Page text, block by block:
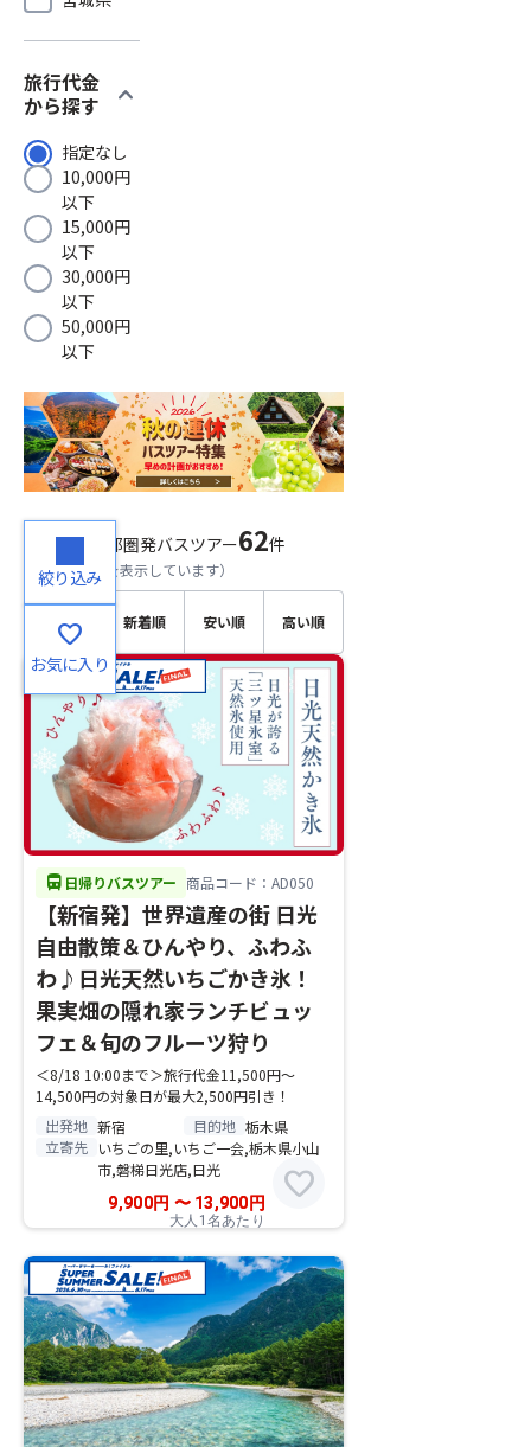
旅行代金
から探す
expand_more
指定なし
10,000円
以下
15,000円
以下
30,000円
以下
50,000円
以下
絞り込み
favorite
お気に入り
検索結果 首都圏発バスツアー62件
1～20件目を表示しています）
おすす
め順
新着順 安い順 高い順
directions_bus 日帰りバスツアー 商品コード：AD050
【新宿発】世界遺産の街 日光
自由散策＆ひんやり、ふわふ
わ♪日光天然いちごかき氷！
果実畑の隠れ家ランチビュッ
フェ＆旬のフルーツ狩り
＜8/18 10:00まで＞旅行代金11,500円～
14,500円の対象日が最大2,500円引き！
出発地 新宿 目的地 栃木県
立寄先 いちごの里,いちご一会,栃木県小山
市,磐梯日光店,日光
9,900円 〜13,900 円
大人1名あたり
favorite